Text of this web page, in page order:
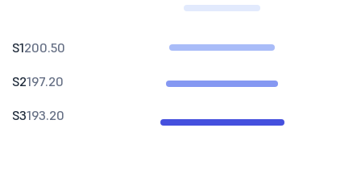
S1200.50
S2197.20
S3193.20